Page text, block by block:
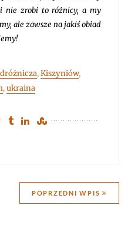
nie zrobi to różnicy, a my
ale zawsze na jakiś obiad
,Kiszyniów,
,ukraina
POPRZEDNI WPIS